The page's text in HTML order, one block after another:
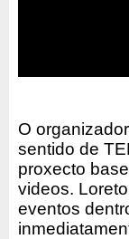
O
sentido de
proxecto
videos.
eventos